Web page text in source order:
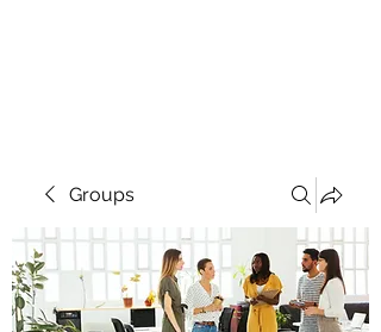
Groups